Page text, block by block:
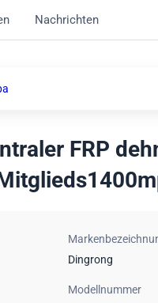
Nachrichten
FRP
Dingrong
Modellnummer